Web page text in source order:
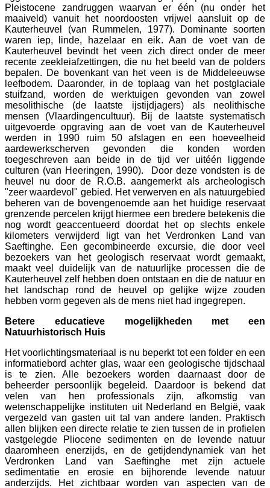
Pleistocene zandruggen waarvan er één (nu onder het
maaiveld) vanuit het noordoosten vrijwel aansluit op de
Kauterheuvel (van Rummelen, 1977). Dominante soorten
waren iep, linde, hazelaar en eik. Aan de voet van de
Kauterheuvel bevindt het veen zich direct onder de meer
recente zeekleiafzettingen, die nu het beeld van de polders
bepalen. De bovenkant van het veen is de Middeleeuwse
leefbodem. Daaronder, in de toplaag van het postglaciale
stuifzand, worden de werktuigen gevonden van zowel
mesolithische (de laatste ijstijdjagers) als neolithische
mensen (Vlaardingencultuur). Bij de laatste systematisch
uitgevoerde opgraving aan de voet van de Kauterheuvel
werden in 1990 ruim 50 afslagen en een hoeveelheid
aardewerkscherven gevonden die konden worden
toegeschreven aan beide in de tijd ver uitéén liggende
culturen (van Heeringen, 1990). Door deze vondsten is de
heuvel nu door de R.O.B. aangemerkt als archeologisch
"zeer waardevol" gebied. Het verwerven en als natuurgebied
beheren van de bovengenoemde aan het huidige reservaat
grenzende percelen krijgt hiermee een bredere betekenis die
nog wordt geaccentueerd doordat het op slechts enkele
kilometers verwijderd ligt van het Verdronken Land van
Saeftinghe. Een gecombineerde excursie, die door veel
bezoekers van het geologisch reservaat wordt gemaakt,
maakt veel duidelijk van de natuurlijke processen die de
Kauterheuvel zelf hebben doen ontstaan en die de natuur en
het landschap rond de heuvel op gelijke wijze zouden
hebben vorm gegeven als de mens niet had ingegrepen.
Betere educatieve mogelijkheden met een
Natuurhistorisch Huis
Het voorlichtingsmateriaal is nu beperkt tot een folder en een
informatiebord achter glas, waar een geologische tijdschaal
is te zien. Alle bezoekers worden daarnaast door de
beheerder persoonlijk begeleid. Daardoor is bekend dat
velen van hen professionals zijn, afkomstig van
wetenschappelijke instituten uit Nederland en België, vaak
vergezeld van gasten uit tal van andere landen. Praktisch
allen blijken een directe relatie te zien tussen de in profielen
vastgelegde Pliocene sedimenten en de levende natuur
daaromheen enerzijds, en de getijdendynamiek van het
Verdronken Land van Saeftinghe met zijn actuele
sedimentatie en erosie en bijhorende levende natuur
anderzijds. Het zichtbaar worden van aspecten van de